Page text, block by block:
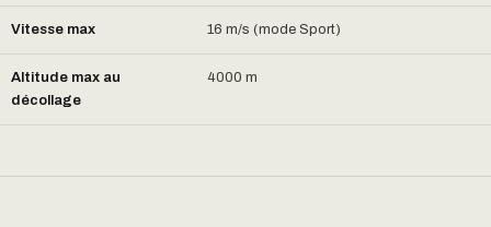
Vitesse max 16 m/s (mode Sport)
Altitude max au
décollage
4000 m